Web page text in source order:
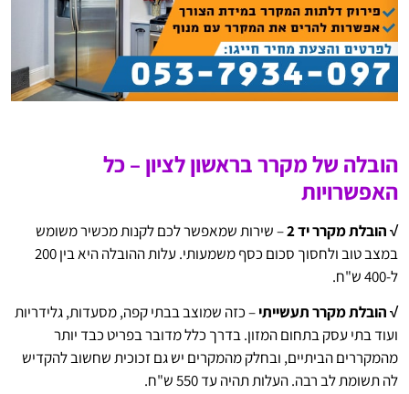
הובלה של מקרר בראשון לציון – כל
האפשרויות
√ הובלת מקרר יד 2
– שירות שמאפשר לכם לקנות מכשיר משומש
במצב טוב ולחסוך סכום כסף משמעותי. עלות ההובלה היא בין 200
ל-400 ש"ח.
√ הובלת מקרר תעשייתי– כזה שמוצב בבתי קפה, מסעדות, גלידריות
ועוד בתי עסק בתחום המזון. בדרך כלל מדובר בפריט כבד יותר
מהמקררים הביתיים, ובחלק מהמקרים יש גם זכוכית שחשוב להקדיש
לה תשומת לב רבה. העלות תהיה עד 550 ש"ח.